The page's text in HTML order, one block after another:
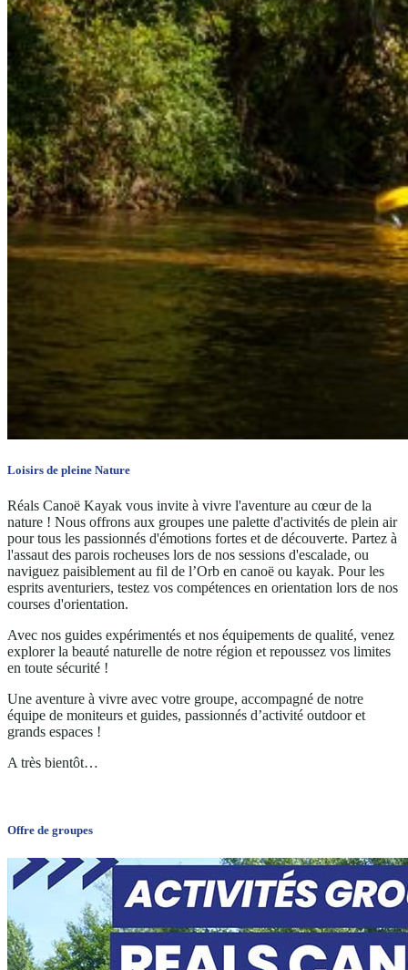
Loisirs de pleine Nature
Réals Canoë Kayak vous invite à vivre l'aventure au cœur de la
nature ! Nous offrons aux groupes une palette d'activités de plein air
pour tous les passionnés d'émotions fortes et de découverte. Partez à
l'assaut des parois rocheuses lors de nos sessions d'escalade, ou
naviguez paisiblement au fil de l’Orb en canoë ou kayak. Pour les
esprits aventuriers, testez vos compétences en orientation lors de nos
courses d'orientation.
Avec nos guides expérimentés et nos équipements de qualité, venez
explorer la beauté naturelle de notre région et repoussez vos limites
en toute sécurité !
Une aventure à vivre avec votre groupe, accompagné de notre
équipe de moniteurs et guides, passionnés d’activité outdoor et
grands espaces !
A très bientôt…
Offre de groupes